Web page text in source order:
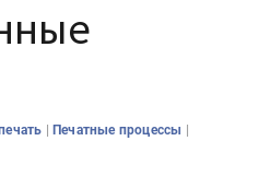
|Печатные процессы |